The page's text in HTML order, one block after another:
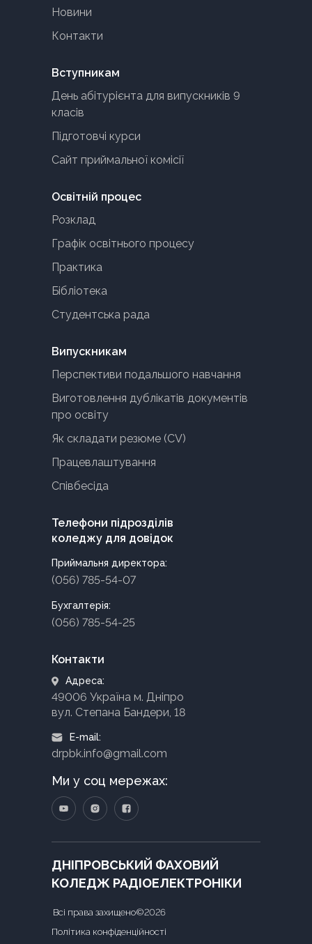
Новини
Контакти
Вступникам
День абітурієнта для випускників 9
класів
Підготовчі курси
Сайт приймальної комісії
Освітній процес
Розклад
Графік освітнього процесу
Практика
Бібліотека
Студентська рада
Випускникам
Перспективи подальшого навчання
Виготовлення дублікатів документів
про освіту
Як складати резюме (CV)
Працевлаштування
Співбесіда
Телефони підрозділів
коледжу для довідок
Приймальня директора:
(056) 785-54-07
Бухгалтерія:
(056) 785-54-25
Контакти
Адреса:
49006 Україна м. Дніпро
вул. Степана Бандери, 18
E-mail:
drpbk.info@gmail.com
Ми у соц мережах:
ДНІПРОВСЬКИЙ ФАХОВИЙ
КОЛЕДЖ РАДІОЕЛЕКТРОНІКИ
Всі права захищено©2026
Політика конфіденційності